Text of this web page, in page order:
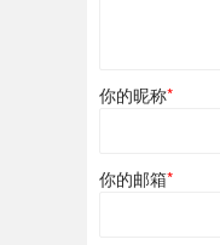
你的昵称*
你的邮箱*